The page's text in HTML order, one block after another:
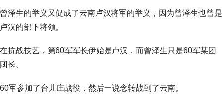
曾泽生的举义又促成了云南卢汉将军的举义，因为曾泽生也曾是
卢汉的部下将领。
在抗战技艺，第60军军长伊始是卢汉，而曾泽生只是60军某团
团长。
60军参加了台儿庄战役，然后一说念转战到了云南。